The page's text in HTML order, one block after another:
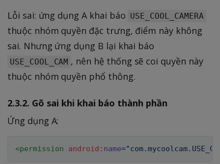
Lỗi sai: ứng dụng A khai báo USE_COOL_CAMERA
thuộc nhóm quyền đặc trưng, điểm này không
sai. Nhưng ứng dụng B lại khai báo
USE_COOL_CAM , nên hệ thống sẽ coi quyền này
thuộc nhóm quyền phổ thông.
2.3.2. Gõ sai khi khai báo thành phần
Ứng dụng A:
<permission android: name="